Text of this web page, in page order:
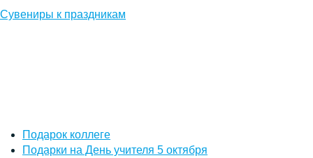
Сувениры к праздникам
Подарок коллеге
Подарки на День учителя 5 октября